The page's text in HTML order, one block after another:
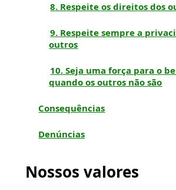
8. Respeite os direitos dos
9. Respeite sempre a
outros
10. Seja uma força para o
quando os outros não são
Consequências
Denúncias
Nossos valores